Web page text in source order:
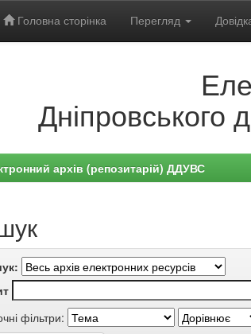
Головна сторінка Перегляд
Дніпровського
архів (репозитарій) ДДУВС
фільтри: